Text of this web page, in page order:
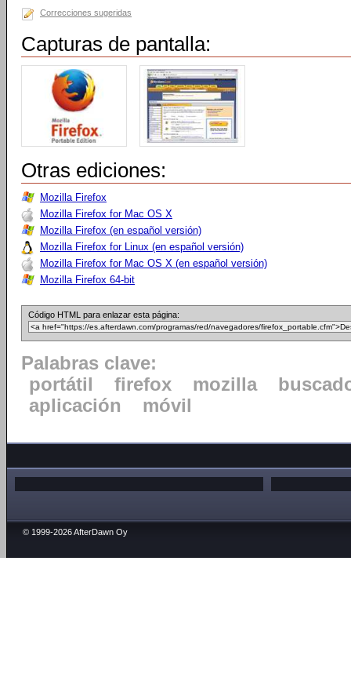
Correcciones sugeridas
Capturas de pantalla:
Otras ediciones:
Mozilla Firefox
Mozilla Firefox for Mac OS X
Mozilla Firefox (en español versión)
Mozilla Firefox for Linux (en español versión)
Mozilla Firefox for Mac OS X (en español versión)
Mozilla Firefox 64-bit
Código HTML para enlazar esta página:
Palabras clave:
portátil
firefox mozilla
aplicación
móvil
© 1999-2026 AfterDawn Oy